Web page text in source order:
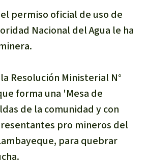
permiso oficial de uso de
Nacional del Agua le ha
Resolución Ministerial N°
forma una 'Mesa de
de la comunidad y con
pro mineros del
para quebrar